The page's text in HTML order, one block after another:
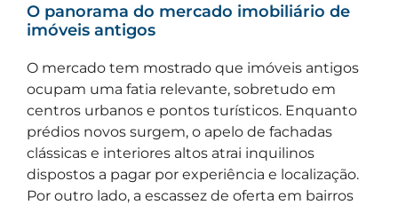
O panorama do mercado imobiliário de
imóveis antigos
O mercado tem mostrado que imóveis antigos
ocupam uma fatia relevante, sobretudo em
centros urbanos e pontos turísticos. Enquanto
prédios novos surgem, o apelo de fachadas
clássicas e interiores altos atrai inquilinos
dispostos a pagar por experiência e localização.
Por outro lado, a escassez de oferta em bairros